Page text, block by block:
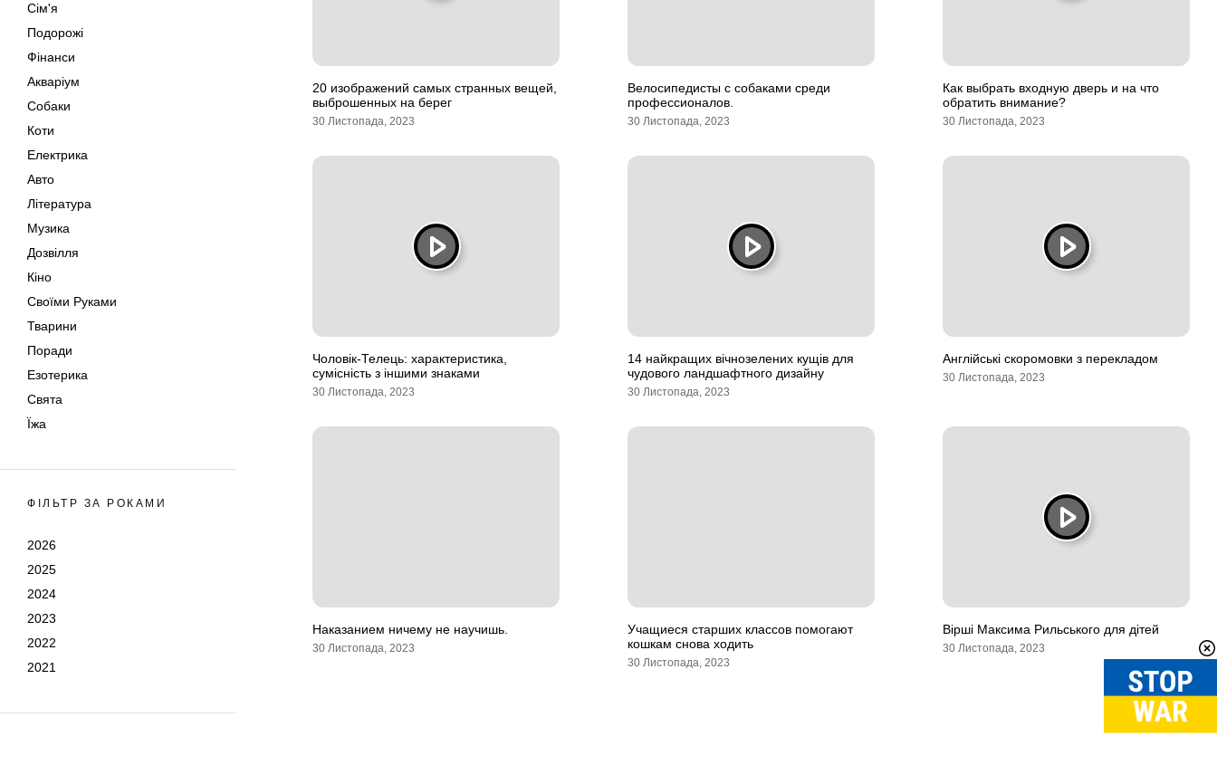
Сім'я
Подорожі
Фінанси
Акваріум
Собаки
Коти
Електрика
Авто
Література
Музика
Дозвілля
Кіно
Своїми Руками
Тварини
Поради
Езотерика
Свята
Їжа
ФІЛЬТР ЗА РОКАМИ
2026
2025
2024
2023
2022
2021
20 изображений самых странных вещей,
выброшенных на берег
30 Листопада, 2023
Велосипедисты с собаками среди
профессионалов.
30 Листопада, 2023
Как выбрать входную дверь и на что
обратить внимание?
30 Листопада, 2023
Чоловік-Телець: характеристика,
сумісність з іншими знаками
30 Листопада, 2023
14 найкращих вічнозелених кущів для
чудового ландшафтного дизайну
30 Листопада, 2023
Англійські скоромовки з перекладом
30 Листопада, 2023
Наказанием ничему не научишь.
30 Листопада, 2023
Учащиеся старших классов помогают
кошкам снова ходить
30 Листопада, 2023
Вірші Максима Рильського для дітей
30 Листопада, 2023